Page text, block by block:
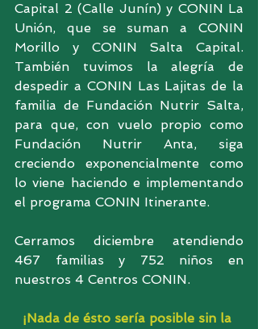
Capital 2 (Calle Junín) y CONIN La
Unión, que se suman a CONIN
Morillo y CONIN Salta Capital.
También tuvimos la alegría de
despedir a CONIN Las Lajitas de la
familia de Fundación Nutrir Salta,
para que, con vuelo propio como
Fundación Nutrir Anta, siga
creciendo exponencialmente como
lo viene haciendo e implementando
el programa CONIN Itinerante.
Cerramos diciembre atendiendo
467 familias y 752 niños en
nuestros 4 Centros CONIN.
¡Nada de ésto sería posible sin la